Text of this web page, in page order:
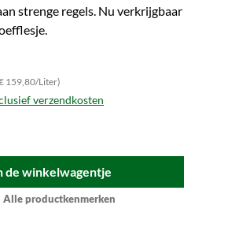
strenge regels. Nu verkrijgbaar
159,80/Liter)
verzendkosten
de winkelwagentje
Alle productkenmerken